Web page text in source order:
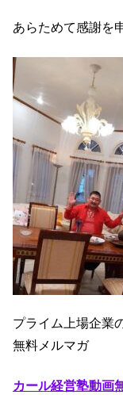
あらためて感謝
プライム上場企業
無料メルマガ
カール経営塾動画